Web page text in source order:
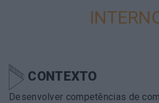
CONTEXTO
Desenvolver competências de